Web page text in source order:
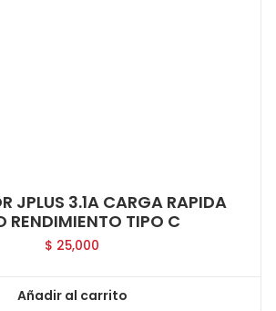
JPLUS 3.1A CARGA RAPIDA
RENDIMIENTO TIPO C
$ 25,000
Añadir al carrito